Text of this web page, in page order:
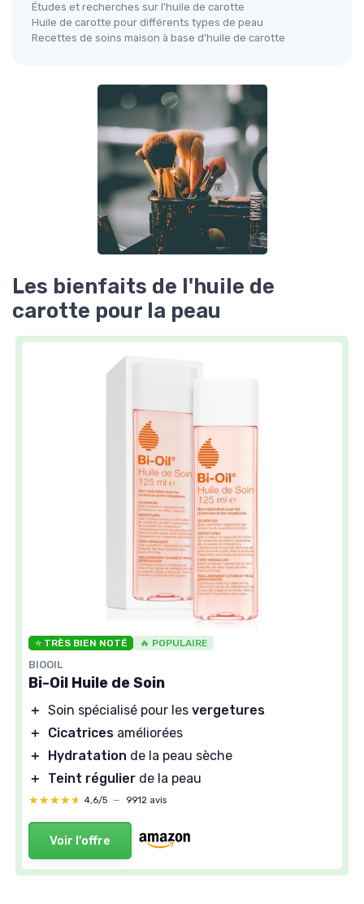
Études et recherches sur l'huile de carotte
Huile de carotte pour différents types de peau
Recettes de soins maison à base d'huile de carotte
Les bienfaits de l'huile de
carotte pour la peau
⭐ TRÈS BIEN NOTÉ 🔥 POPULAIRE
BIOOIL
Bi-Oil Huile de Soin
＋ Soin spécialisé pour les vergetures
＋
Cicatrices améliorées
＋
Hydratation de la peau sèche
＋
Teint régulier de la peau
★★★★★
★★★★★ 4,6/5 — 9912 avis
Voir l'offre